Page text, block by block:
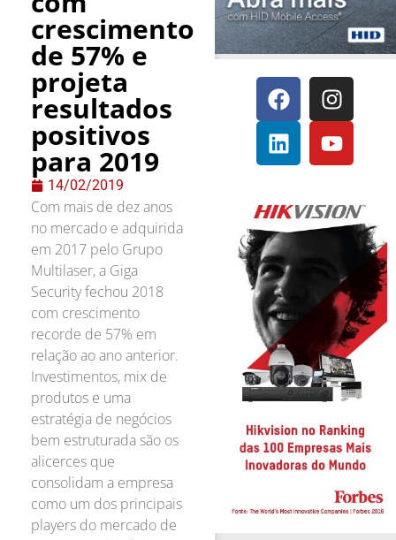
crescimento
de 57% e
projeta
resultados
positivos
para 2019
14/02/2019
Com mais de dez anos
no mercado e adquirida
em 2017 pelo Grupo
Multilaser, a Giga
Security fechou 2018
com crescimento
recorde de 57% em
relação ao ano anterior.
Investimentos, mix de
produtos e uma
estratégia de negócios
bem estruturada são os
alicerces que
consolidam a empresa
como um dos principais
players do mercado de